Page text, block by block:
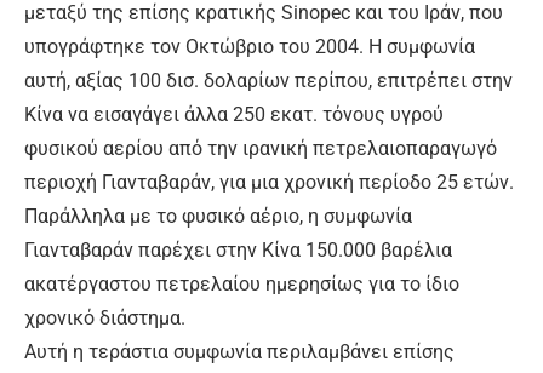
μεταξύ της επίσης κρατικής Sinopec και του Ιράν, που
υπογράφτηκε τον Οκτώβριο του 2004. Η συμφωνία
αυτή, αξίας 100 δισ. δολαρίων περίπου, επιτρέπει στην
Κίνα να εισαγάγει άλλα 250 εκατ. τόνους υγρού
φυσικού αερίου από την ιρανική πετρελαιοπαραγωγό
περιοχή Γιανταβαράν, για μια χρονική περίοδο 25 ετών.
Παράλληλα με το φυσικό αέριο, η συμφωνία
Γιανταβαράν παρέχει στην Κίνα 150.000 βαρέλια
ακατέργαστου πετρελαίου ημερησίως για το ίδιο
χρονικό διάστημα.
Αυτή η τεράστια συμφωνία περιλαμβάνει επίσης